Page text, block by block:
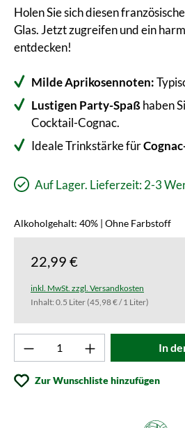
Holen Sie sich diesen
Glas. Jetzt zugreifen und ein
entdecken!
Milde Aprikosennoten:
Lustigen Party-Spaßhaben
Cocktail-Cognac.
Ideale Trinkstärke für
Auf Lager. Lieferzeit: 2-3
Alkoholgehalt: 40% | Ohne Farbstoff
22,99 €
inkl. MwSt. zzgl. Versandkosten
Inhalt: 0.5 Liter(45,98 € / 1 Liter)
Produkt Anzahl: Gib In
Zur Wunschliste hinzufügen